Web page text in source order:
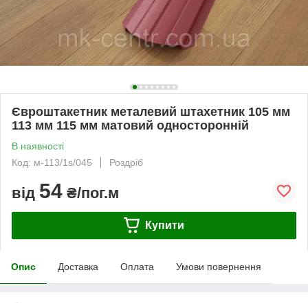
Євроштакетник металевий штахетник 105 мм
113 мм 115 мм матовий односторонній
В наявності
Код: м-113/1s/045
Роздріб
від 54 ₴/пог.м
Купити
Опис Доставка Оплата Умови повернення